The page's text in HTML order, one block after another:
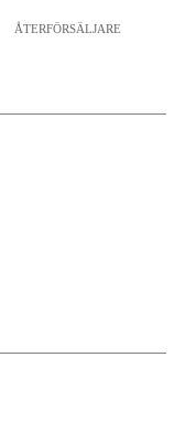
ÅTERFÖRSÄLJARE